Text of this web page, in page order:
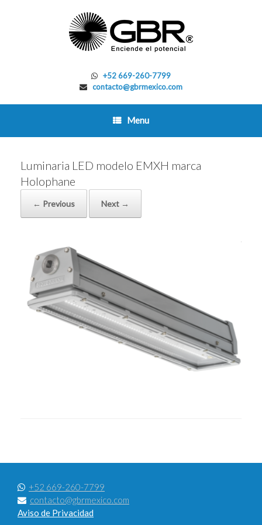
+52 669-260-7799
contacto@gbrmexico.com
Menu
Luminaria LED modelo EMXH marca
Holophane
← Previous Next →
+52 669-260-7799
contacto@gbrmexico.com
Aviso de Privacidad